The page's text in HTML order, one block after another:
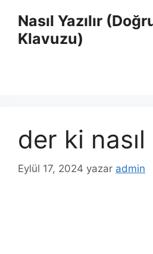
Nasıl Yazılır
Klavuzu)
der ki nasıl
Eylül 17, 2024 yazar admin